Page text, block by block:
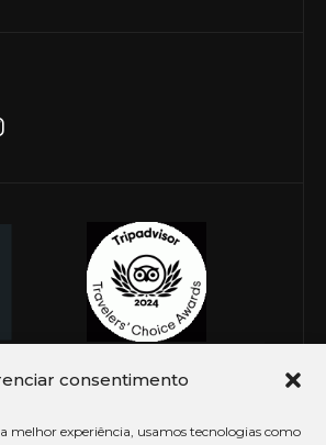
consentimento
melhor experiência, usamos tecnologias como